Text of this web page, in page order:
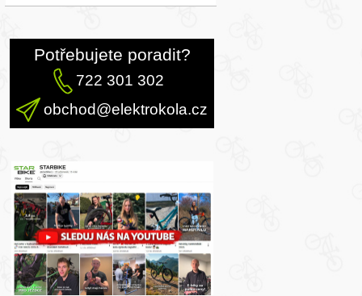
Potřebujete poradit?
722 301 302
obchod@elektrokola.cz